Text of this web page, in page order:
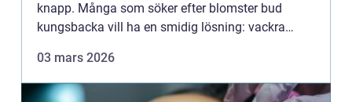
knapp. Många som söker efter blomster bud
kungsbacka vill ha en smidig lösning: vackra
Samtidigt kan u...
03 mars 2026